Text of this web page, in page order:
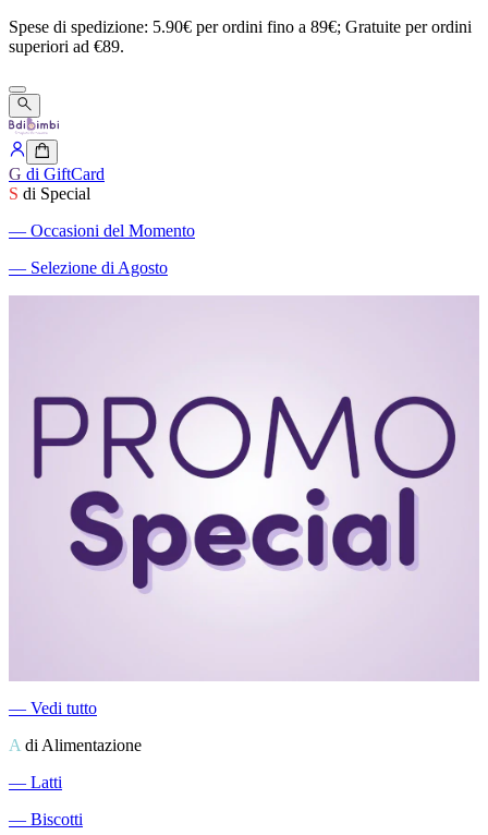
Spese di spedizione: 5.90€ perordini fino a 89€; Gratuite perordini
superiori ad €89.
G di GiftCard
S di Special
― Occasioni del Momento
― Selezione di Agosto
― Vedi tutto
A di Alimentazione
― Latti
― Biscotti